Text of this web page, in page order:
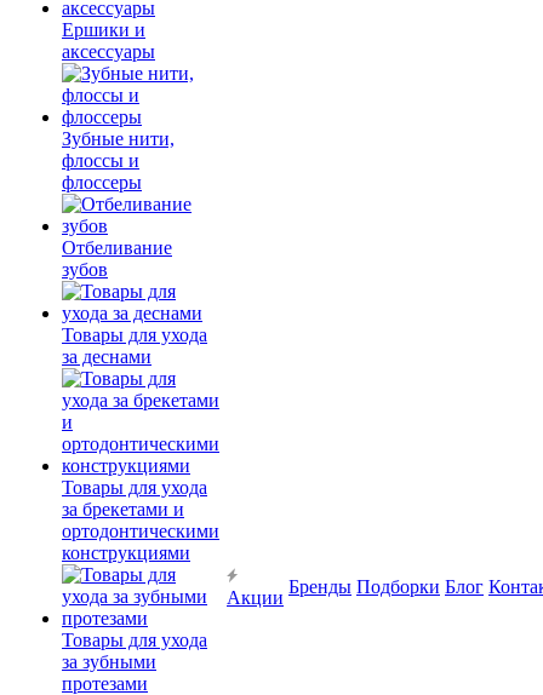
Ершики и
аксессуары
Зубные нити,
флоссы и
флоссеры
Отбеливание
зубов
Товары для ухода
за деснами
Товары для ухода
за брекетами и
ортодонтическими
конструкциями
Товары для ухода
за зубными
протезами
Акции
Бренды Подборки Блог